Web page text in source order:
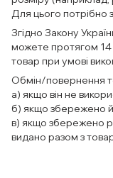
Для цього потрібно
Згідно Закону
можете протягом 14
товар при умові
Обмін/повернення
а) якщо він не
б) якщо збережено
в) якщо збережено
видано разом з